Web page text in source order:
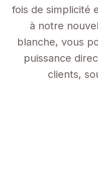
fois de simplicité
à notre
blanche, vous
puissance
clients,